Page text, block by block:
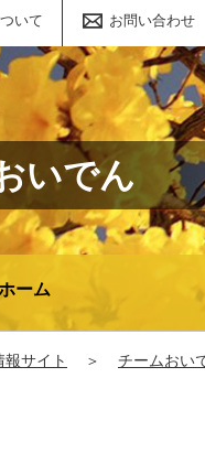
いて お問い合わせ
いでん
ーム
報サイト ＞ チームおい